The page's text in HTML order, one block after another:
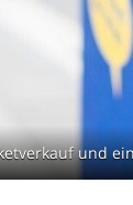
und